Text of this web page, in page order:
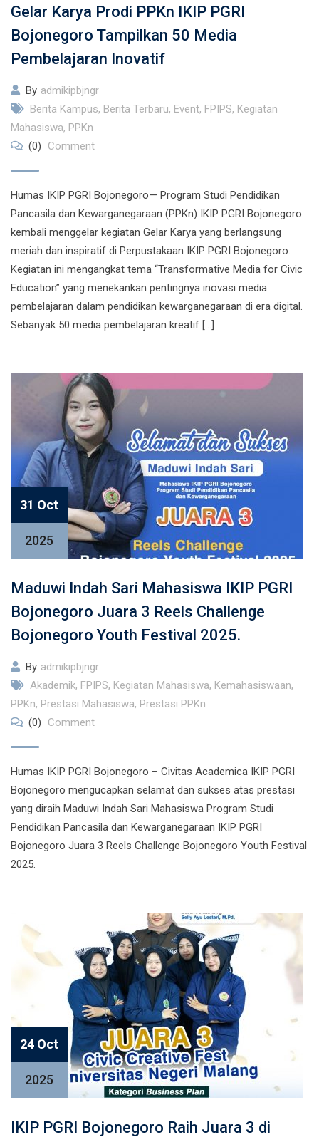
Gelar Karya Prodi PPKn IKIP PGRI
Bojonegoro Tampilkan 50 Media
Pembelajaran Inovatif
By admikipbjngr
Berita Kampus, Berita Terbaru, Event, FPIPS, Kegiatan
Mahasiswa, PPKn
(0)
Comment
Humas IKIP PGRI Bojonegoro— Program Studi Pendidikan
Pancasila dan Kewarganegaraan (PPKn) IKIP PGRI Bojonegoro
kembali menggelar kegiatan Gelar Karya yang berlangsung
meriah dan inspiratif di Perpustakaan IKIP PGRI Bojonegoro.
Kegiatan ini mengangkat tema “Transformative Media for Civic
Education” yang menekankan pentingnya inovasi media
pembelajaran dalam pendidikan kewarganegaraan di era digital.
Sebanyak 50 media pembelajaran kreatif […]
31 Oct
2025
Maduwi Indah Sari Mahasiswa IKIP PGRI
Bojonegoro Juara 3 Reels Challenge
Bojonegoro Youth Festival 2025.
By admikipbjngr
Akademik, FPIPS, Kegiatan Mahasiswa, Kemahasiswaan,
PPKn, Prestasi Mahasiswa, Prestasi PPKn
(0)
Comment
Humas IKIP PGRI Bojonegoro – Civitas Academica IKIP PGRI
Bojonegoro mengucapkan selamat dan sukses atas prestasi
yang diraih Maduwi Indah Sari Mahasiswa Program Studi
Pendidikan Pancasila dan Kewarganegaraan IKIP PGRI
Bojonegoro Juara 3 Reels Challenge Bojonegoro Youth Festival
2025.
24 Oct
2025
IKIP PGRI Bojonegoro Raih Juara 3 di